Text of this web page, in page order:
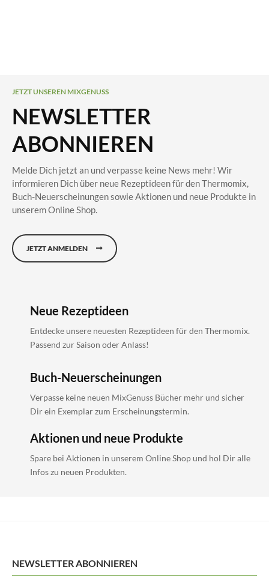
JETZT UNSEREN MIXGENUSS
NEWSLETTER
ABONNIEREN
Melde Dich jetzt an und verpasse keine News mehr! Wir
informieren Dich über neue Rezeptideen für den Thermomix,
Buch-Neuerscheinungen sowie Aktionen und neue Produkte in
unserem Online Shop.
JETZT ANMELDEN
Neue Rezeptideen
Entdecke unsere neuesten Rezeptideen für den Thermomix.
Passend zur Saison oder Anlass!
Buch-Neuerscheinungen
Verpasse keine neuen MixGenuss Bücher mehr und sicher
Dir ein Exemplar zum Erscheinungstermin.
Aktionen und neue Produkte
Spare bei Aktionen in unserem Online Shop und hol Dir alle
Infos zu neuen Produkten.
NEWSLETTER ABONNIEREN